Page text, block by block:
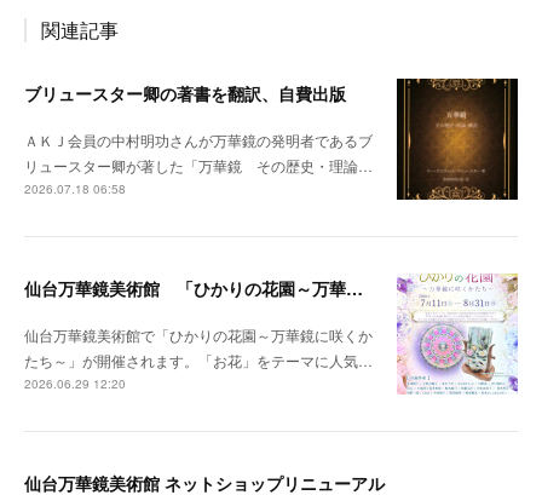
関連記事
ブリュースター卿の著書を翻訳、自費出版
ＡＫＪ会員の中村明功さんが万華鏡の発明者であるブ
リュースター卿が著した「万華鏡 その歴史・理論…
2026.07.18 06:58
仙台万華鏡美術館 「ひかりの花園～万華鏡に咲くかたち～」開催のお知らせ
仙台万華鏡美術館で「ひかりの花園～万華鏡に咲くか
たち～」が開催されます。「お花」をテーマに人気…
2026.06.29 12:20
仙台万華鏡美術館 ネットショップリニューアル